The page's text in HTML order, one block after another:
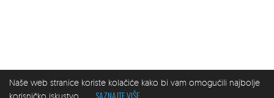
Naše web stranice koriste kolačiće kako bi vam omogućili najbolje
korisničko iskustvo.
SAZNAJTE VIŠE